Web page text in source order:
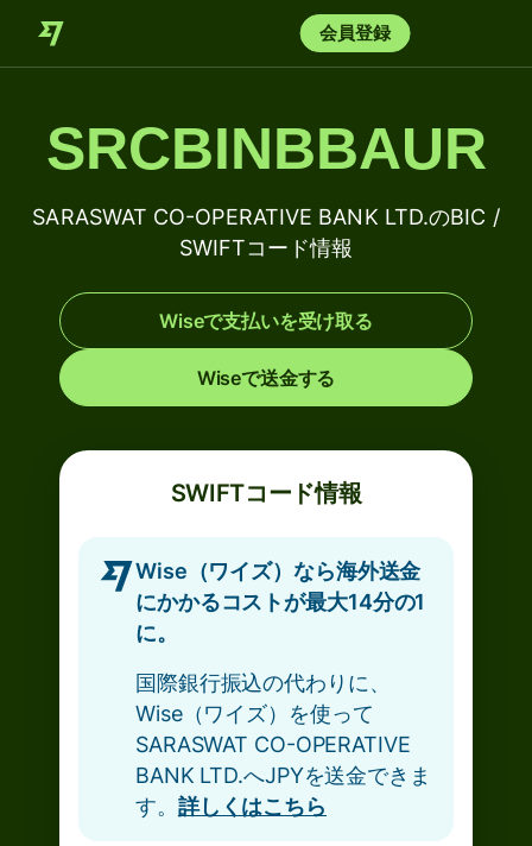
会員登録
SRCBINBBAUR
SARASWAT CO-OPERATIVE BANK LTD.のBIC /
SWIFTコード情報
Wiseで支払いを受け取る
Wiseで送金する
SWIFTコード情報
Wise（ワイズ）なら海外送金
にかかるコストが最大14分の1
に。
国際銀行振込の代わりに、
Wise（ワイズ）を使って
SARASWAT CO-OPERATIVE
BANK LTD.へJPYを送金できま
す。 詳しくはこちら